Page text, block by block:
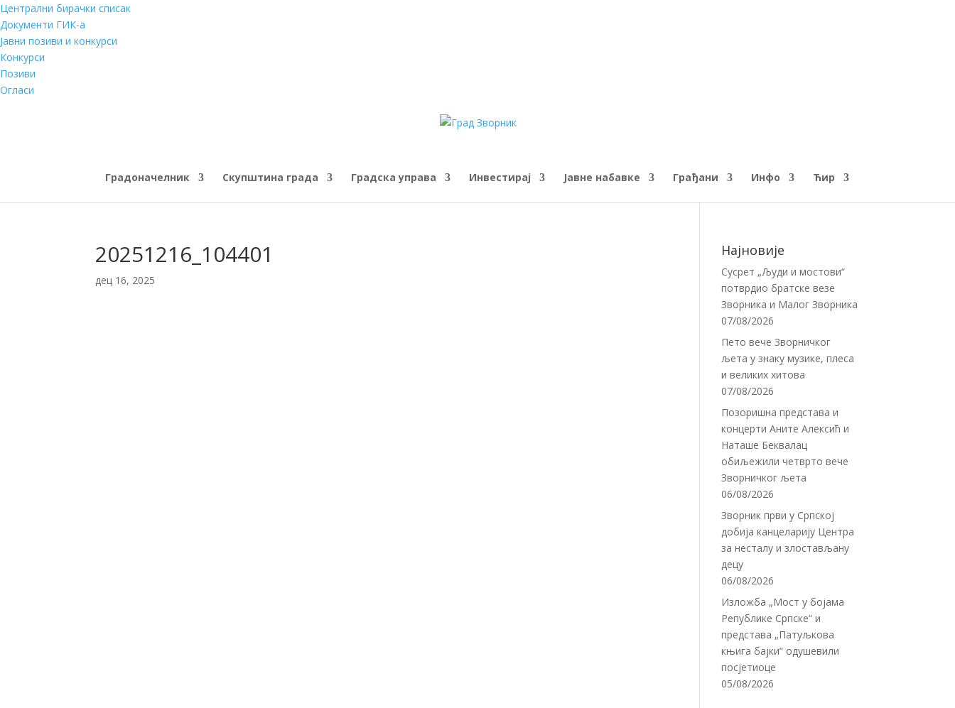
Централни бирачки списак
Документи ГИК-а
Јавни позиви и конкурси
Конкурси
Позиви
Огласи
Градоначелник Скупштина града Градска управа Инвестирај Јавне набавке Грађани Инфо Ћир
20251216_104401
дец 16, 2025
Најновије
Сусрет „Људи и мостови“
потврдио братске везе
Зворника и Малог Зворника
07/08/2026
Пето вече Зворничког
љета у знаку музике, плеса
и великих хитова
07/08/2026
Позоришна представа и
концерти Аните Алексић и
Наташе Беквалац
обиљежили четврто вече
Зворничког љета
06/08/2026
Зворник први у Српској
добија канцеларију Центра
за несталу и злостављану
децу
06/08/2026
Изложба „Мост у бојама
Републике Српске“ и
представа „Патуљкова
књига бајки“ одушевили
посјетиоце
05/08/2026